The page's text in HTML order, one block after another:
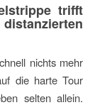
trifft
nichts mehr
die harte Tour
selten allein.